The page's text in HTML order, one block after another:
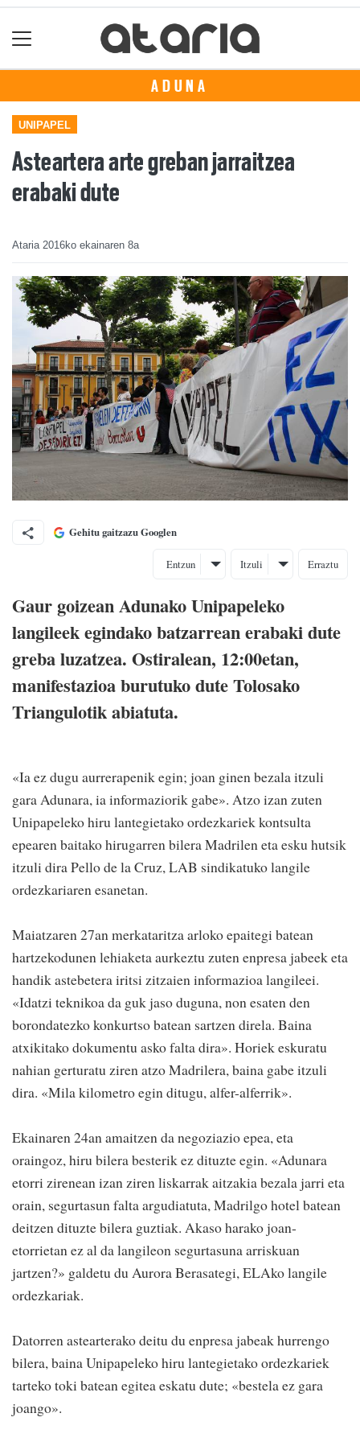
ADUNA
UNIPAPEL
Asteartera arte greban jarraitzea
erabaki dute
Ataria 2016ko ekainaren 8a
Gehitu gaitzazu Googlen
Entzun Itzuli Erraztu
Gaur goizean Adunako Unipapeleko
langileek egindako batzarrean erabaki dute
greba luzatzea. Ostiralean, 12:00etan,
manifestazioa burutuko dute Tolosako
Triangulotik abiatuta.
«Ia ez dugu aurrerapenik egin; joan ginen bezala itzuli
gara Adunara, ia informaziorik gabe». Atzo izan zuten
Unipapeleko hiru lantegietako ordezkariek kontsulta
epearen baitako hirugarren bilera Madrilen eta esku hutsik
itzuli dira Pello de la Cruz, LAB sindikatuko langile
ordezkariaren esanetan.
Maiatzaren 27an merkataritza arloko epaitegi batean
hartzekodunen lehiaketa aurkeztu zuten enpresa jabeek eta
handik astebetera iritsi zitzaien informazioa langileei.
«Idatzi teknikoa da guk jaso duguna, non esaten den
borondatezko konkurtso batean sartzen direla. Baina
atxikitako dokumentu asko falta dira». Horiek eskuratu
nahian gerturatu ziren atzo Madrilera, baina gabe itzuli
dira. «Mila kilometro egin ditugu, alfer-alferrik».
Ekainaren 24an amaitzen da negoziazio epea, eta
oraingoz, hiru bilera besterik ez dituzte egin. «Adunara
etorri zirenean izan ziren liskarrak aitzakia bezala jarri eta
orain, segurtasun falta argudiatuta, Madrilgo hotel batean
deitzen dituzte bilera guztiak. Akaso harako joan-
etorrietan ez al da langileon segurtasuna arriskuan
jartzen?» galdetu du Aurora Berasategi, ELAko langile
ordezkariak.
Datorren astearterako deitu du enpresa jabeak hurrengo
bilera, baina Unipapeleko hiru lantegietako ordezkariek
tarteko toki batean egitea eskatu dute; «bestela ez gara
joango».